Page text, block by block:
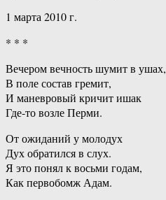
1 марта 2010 г.
* * *
Вечером вечность шумит в ушах,
В поле состав гремит,
И маневровый кричит ишак
Где-то возле Перми.
От ожиданий у молодух
Дух обратился в слух.
Я это понял к восьми годам,
Как первобомж Адам.